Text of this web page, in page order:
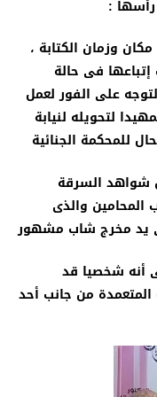
:
وزمان الكتابة ،
فى حالة
على الفور لعمل
لتحويله لنيابة
للمحكمة الجنائية
شواهد السرقة
المحامين والذى
يد مخرج شاب مشهور
أنه شخصيا قد
من جانب أحد